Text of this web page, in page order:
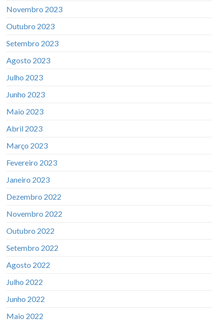
Novembro 2023
Outubro 2023
Setembro 2023
Agosto 2023
Julho 2023
Junho 2023
Maio 2023
Abril 2023
Março 2023
Fevereiro 2023
Janeiro 2023
Dezembro 2022
Novembro 2022
Outubro 2022
Setembro 2022
Agosto 2022
Julho 2022
Junho 2022
Maio 2022